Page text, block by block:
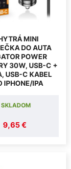
MINI
DO AUTA
POWER
30W, USB-C +
USB-C KABEL
IPHONE/IPA
9,65 €
SKLADOM